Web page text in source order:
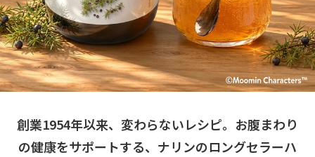
創業1954年以来、変わらないレシピ。お腹まわり
の健康をサポートする、ナリンのロングセラーハ